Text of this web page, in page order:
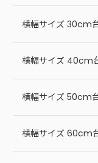
横幅サイズ 30cm
横幅サイズ 40cm
横幅サイズ 50cm
横幅サイズ 60cm